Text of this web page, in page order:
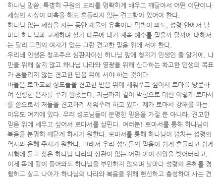
하나님 말씀, 특별히 구원의 도리를 명확하게 배우고 깨달아서 어떤 이단이나
세상의 사상이 미혹을 해도 흔들리지 않는 견고함이 있어야 한다.
하나님 없는 세상을 사는 동안 재물의 유혹이나 핍박이 와도, 성령 안에서 날
마다 하나님과 교제하며 살기 때문에 내가 계속 예수를 믿을까 말까에 대해서
는 달리 고민의 여지가 없는 그런 견고한 믿음 위에 서야 한다.
우리네 인생은 창조주요 심판자이신 하나님 앞에 청지기 인생인 줄 알기에, 나
만을 위해 살지 않고 하나님 나라와 영광을 위해 산다하는 확고한 인생의 목표
가 흔들리지 않는 견고한 믿음 위에 서야 하는 것이다.
바울은 로마교회 성도들을 견고한 믿음 위에 세워주고 싶어서 로마를 방문하
여 신령한 은사를 주기 원했는데, 지금까지 길이 막힘으로 대신 이렇게 로마서
를 씀으로서 저들을 견고하게 세워주려 하고 있다. 제가 로마서 강해를 하는
이유도 여기에 있다. 우리 성도님들이 분명한 믿음을 가질 뿐 아니라, 견고한
믿음 위에 세우고 싶어서 로마서를 살핀다. 여러분! 로마서를 통해 하나님이
복음을 분명히 깨닫게 하시기 원한다. 로마서를 통해 하나님이 넘치는 성령의
역사와 은혜 주시기 원한다. 그래서 우리 성도들의 믿음이 쉽게 흔들리고 쉽게
시험에 들고 삶은 하나님 나라와 상관이 없는 어린 아이 신앙을 벗어버리고,
이제 목에 칼이 들어와도 하나님을 부인하지 않으며 날마다 성령의 은혜를 경
험하고 살고 나아가 하나님의 나라와 복음을 위해 헌신하고 충성하며 사는 견